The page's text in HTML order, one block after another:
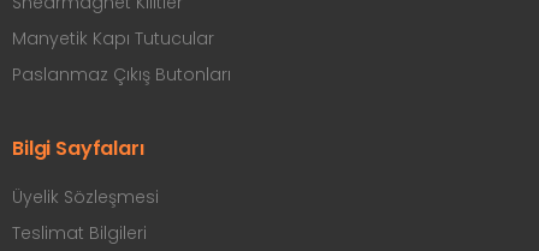
Manyetik Kapı Tutucular
Paslanmaz Çıkış Butonları
Bilgi Sayfaları
Üyelik Sözleşmesi
Teslimat Bilgileri